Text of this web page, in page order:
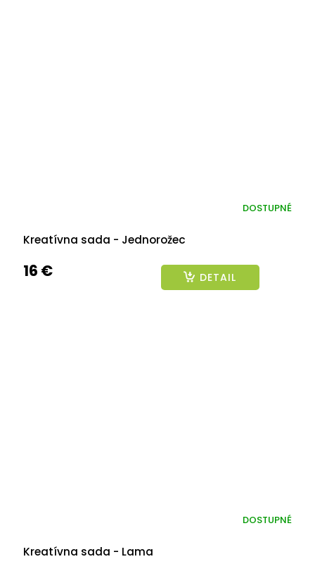
Kreatívna sada - Jednorožec
DOSTUPNÉ
16 € DETAIL
Kreatívna sada - Lama
DOSTUPNÉ